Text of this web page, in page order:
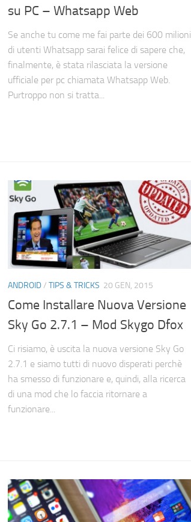
su PC – Whatsapp Web
Se anche tu come me fai parte dei 600 milioni
di utenti Whatsapp sarai felice di sapere che,
finalmente, è stata rilasciata la versione
ufficiale per pc chiamata Whatsapp Web.
Purtroppo non si tratta...
ANDROID/ TIPS & TRICKS 20 GEN, 2015
Come Installare Nuova Versione
Sky Go 2.7.1 – Mod Skygo Dfox
Ci risiamo, è uscita la nuova versione Sky Go
2.7.1 e siamo tutti di nuovo disperati perchè
ha smesso di funzionare e, quindi, alla ricerca
di una mod che lo faccia ritornare a
funzionare...